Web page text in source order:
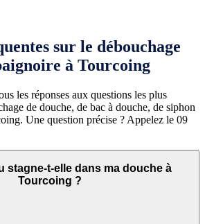
sur le débouchage
à Tourcoing
les réponses aux questions les plus
de douche, de bac à douche, de siphon
Une question précise ? Appelez le 09
stagne-t-elle dans ma douche à
Tourcoing ?